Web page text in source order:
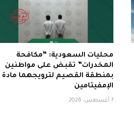
محليات السعودية: “مكافحة
المخدرات” تقبض على مواطنين
بمنطقة القصيم لترويجهما مادة
الإمفيتامين
7 أغسطس، 2026